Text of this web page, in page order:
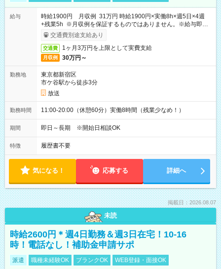
給与
時給1900円 月収例 31万円 時給1900円×実働8h×週5日×4週
+残業5h ※月収例を保証するものではありません。※給与即受
取りサービス利用可（利用条件有）
交通費別途支給あり
交通費 1ヶ月3万円を上限として実費支給
月収例 30万円～
勤務地
東京都新宿区
市ケ谷駅から徒歩3分
放送
勤務時間 11:00-20:00（休憩60分）実働8時間（残業少なめ！）
期間 即日～長期 ※開始日相談OK
特徴 履歴書不要
気になる！ 応募する 詳細へ
掲載日：2026.08.07
未読
時給2600円＊週4日勤務＆週3日在宅！10-16
時！電話なし！補助金申請サポ
派遣 職種未経験OK ブランクOK WEB登録・面接OK